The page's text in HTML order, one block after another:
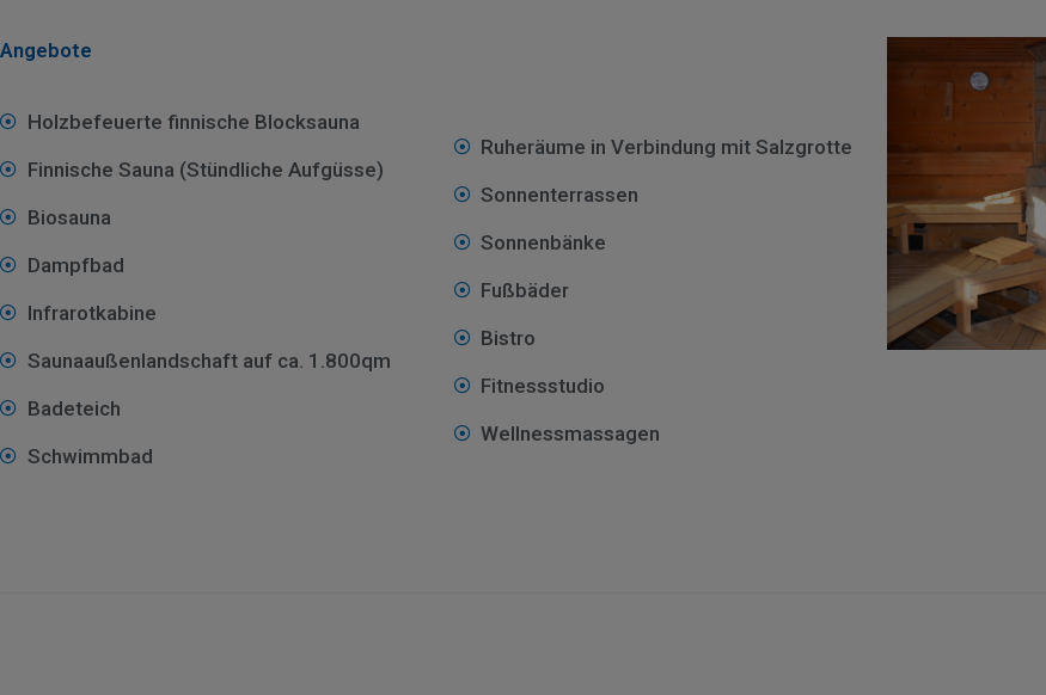
Angebote
Holzbefeuerte finnische Blocksauna
Finnische Sauna (Stündliche Aufgüsse)
Biosauna
Dampfbad
Infrarotkabine
Saunaaußenlandschaft auf ca. 1.800qm
Badeteich
Schwimmbad
Ruheräume in Verbindung mit Salzgrotte
Sonnenterrassen
Sonnenbänke
Fußbäder
Bistro
Fitnessstudio
Wellnessmassagen